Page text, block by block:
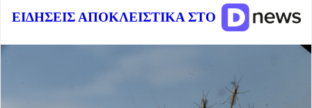
ΕΙΔΗΣΕΙΣ ΑΠΟΚΛΕΙΣΤΙΚΑ ΣΤΟ